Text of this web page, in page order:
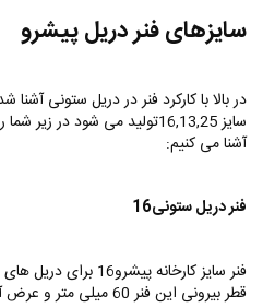
سایزهای فنر دریل پیشرو
در بالا با کارکرد فنر در دریل ستونی
سایز 16,13,25تولید می شود در
آشنا می کنیم:
فنر دریل ستونی16
فنر سایز کارخانه پیشرو16 برای دریل های ستونی با همین سایز مناسب است.
قطر بیرونی این فنر 60 میلی متر و عرض آن 10 میلی متر می باشد.